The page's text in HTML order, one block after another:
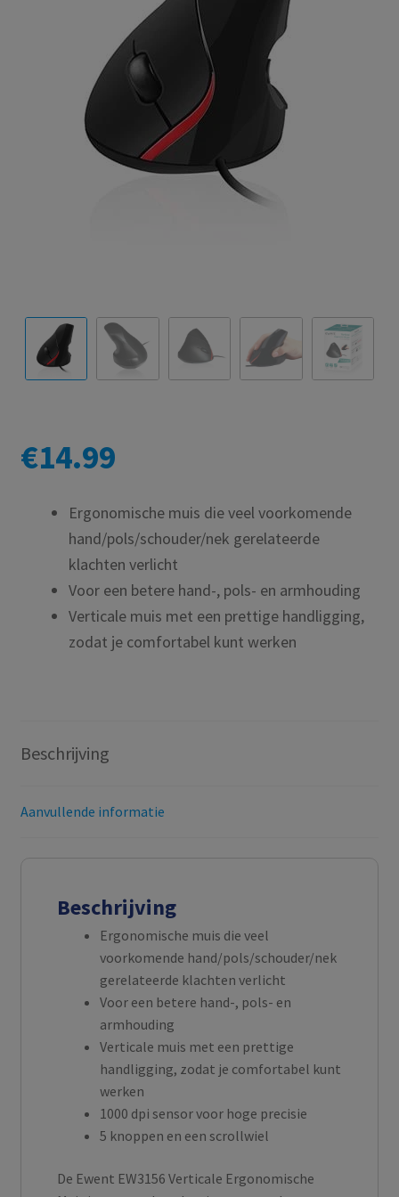
€14.99
Ergonomische muis die veel voorkomende
hand/pols/schouder/nek gerelateerde
klachten verlicht
Voor een betere hand-, pols- en armhouding
Verticale muis met een prettige handligging,
zodat je comfortabel kunt werken
Beschrijving
Aanvullende informatie
Beschrijving
Ergonomische muis die veel
voorkomende hand/pols/schouder/nek
gerelateerde klachten verlicht
Voor een betere hand-, pols- en
armhouding
Verticale muis met een prettige
handligging, zodat je comfortabel kunt
werken
1000 dpi sensor voor hoge precisie
5 knoppen en een scrollwiel
De Ewent EW3156 Verticale Ergonomische